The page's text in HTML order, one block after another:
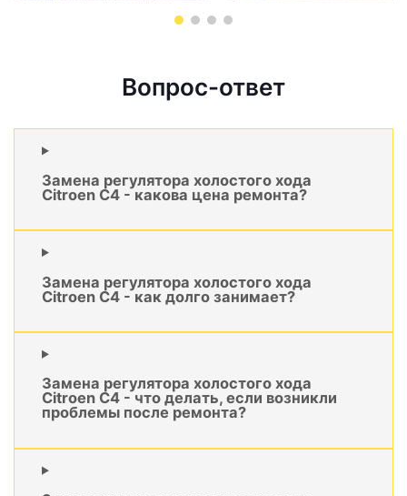
Вопрос-ответ
Замена регулятора холостого хода
Citroen C4 - какова цена ремонта?
Замена регулятора холостого хода
Citroen C4 - как долго занимает?
Замена регулятора холостого хода
Citroen C4 - что делать, если возникли
проблемы после ремонта?